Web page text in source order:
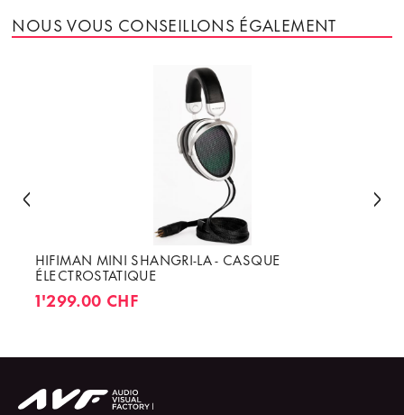
NOUS VOUS CONSEILLONS ÉGALEMENT
HIFIMAN MINI SHANGRI-LA - CASQUE
ÉLECTROSTATIQUE
1'299.00 CHF